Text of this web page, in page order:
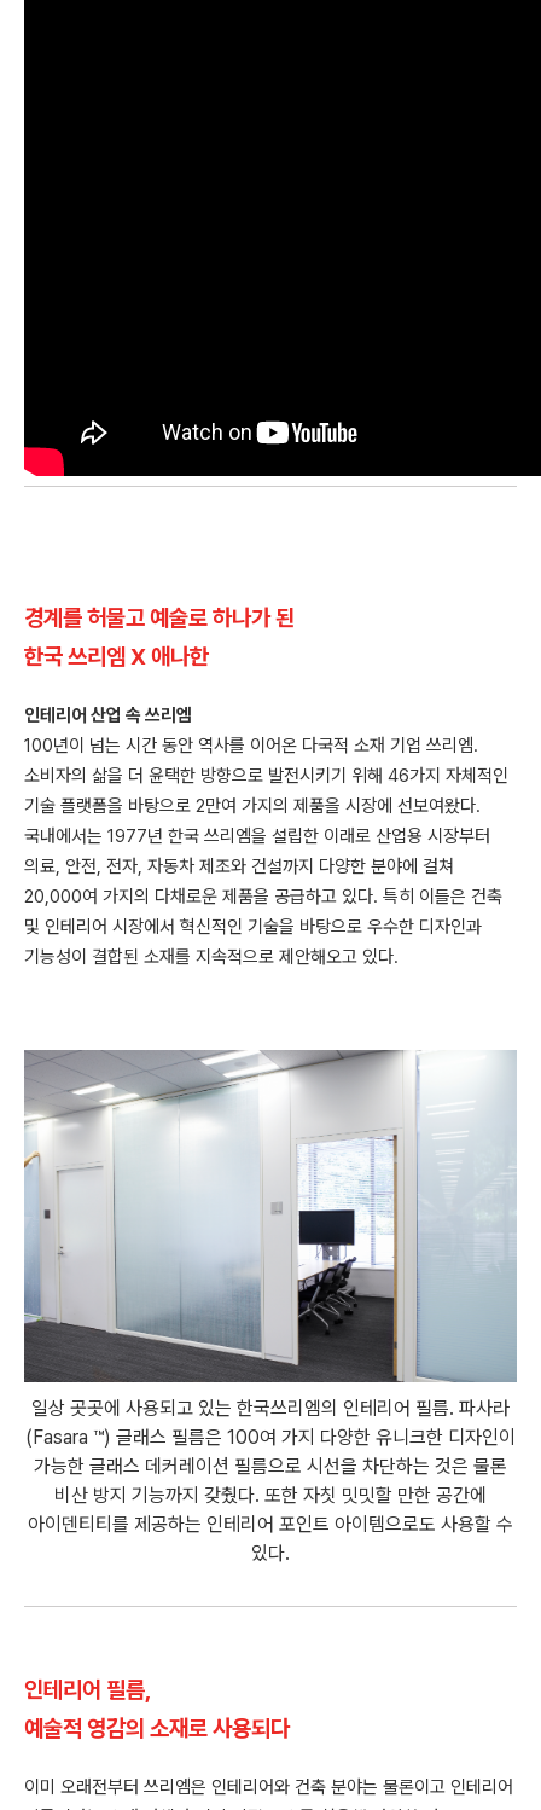
경계를 허물고 예술로 하나가 된
한국 쓰리엠 X 애나한
인테리어 산업 속 쓰리엠
100년이 넘는 시간 동안 역사를 이어온 다국적 소재 기업 쓰리엠.
소비자의 삶을 더 윤택한 방향으로 발전시키기 위해 46가지 자체적인
기술 플랫폼을 바탕으로 2만여 가지의 제품을 시장에 선보여왔다.
국내에서는 1977년 한국 쓰리엠을 설립한 이래로 산업용 시장부터
의료, 안전, 전자, 자동차 제조와 건설까지 다양한 분야에 걸쳐
20,000여 가지의 다채로운 제품을 공급하고 있다. 특히 이들은 건축
및 인테리어 시장에서 혁신적인 기술을 바탕으로 우수한 디자인과
기능성이 결합된 소재를 지속적으로 제안해오고 있다.
일상 곳곳에 사용되고 있는 한국쓰리엠의 인테리어 필름. 파사라
(Fasara ™) 글래스 필름은 100여 가지 다양한 유니크한 디자인이
가능한 글래스 데커레이션 필름으로 시선을 차단하는 것은 물론
비산 방지 기능까지 갖췄다. 또한 자칫 밋밋할 만한 공간에
아이덴티티를 제공하는 인테리어 포인트 아이템으로도 사용할 수
있다.
인테리어 필름,
예술적 영감의 소재로 사용되다
이미 오래전부터 쓰리엠은 인테리어와 건축 분야는 물론이고 인테리어